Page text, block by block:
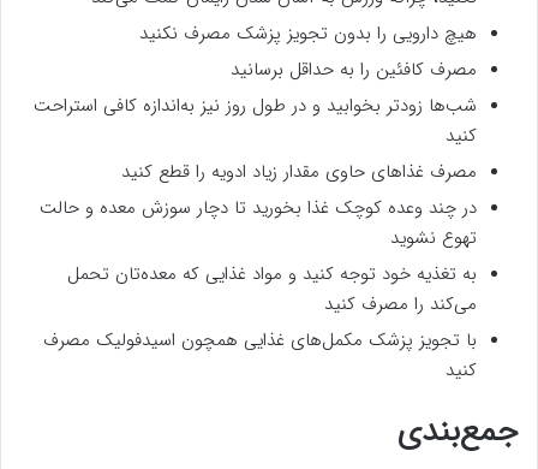
هیچ دارویی را بدون تجویز پزشک مصرف نکنید
مصرف کافئین را به حداقل برسانید
شب‌ها زودتر بخوابید و در طول روز نیز به‌اندازه کافی استراحت
کنید
مصرف غذاهای حاوی مقدار زیاد ادویه را قطع کنید
در چند وعده کوچک غذا بخورید تا دچار سوزش معده و حالت
تهوع نشوید
به تغذیه خود توجه کنید و مواد غذایی که معده‌تان تحمل
می‌کند را مصرف کنید
با تجویز پزشک مکمل‌های غذایی همچون اسیدفولیک مصرف
کنید
جمع‌بندی